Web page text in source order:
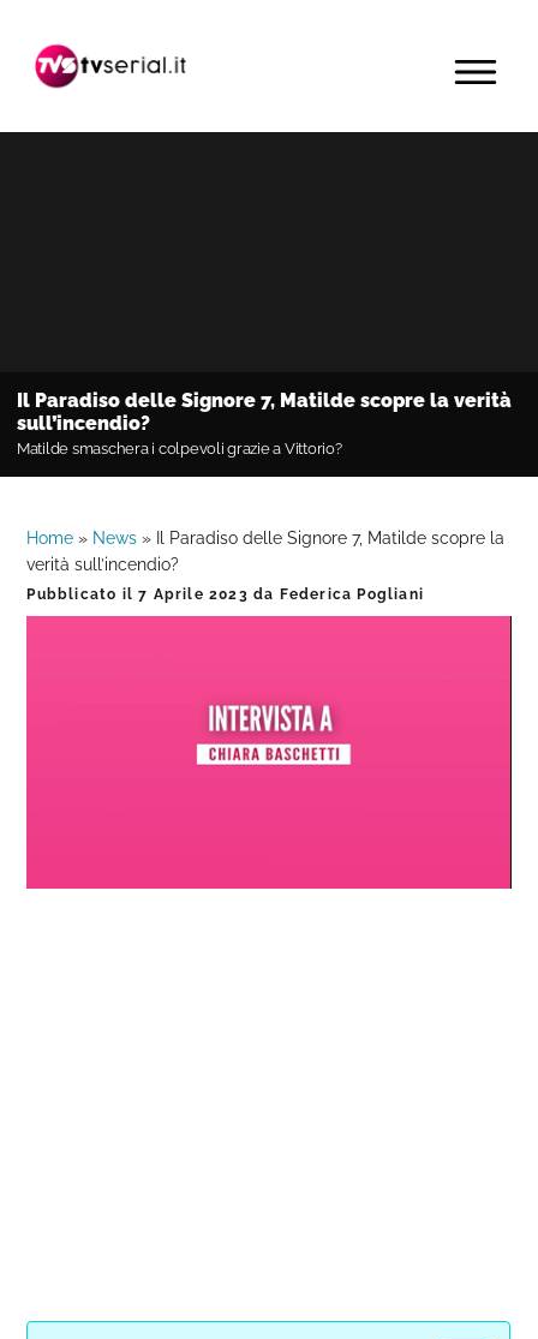
navigazione
contenuto
barra
primaria
MENU
Il Paradiso delle Signore 7, Matilde scopre la verità
sull’incendio?
Matilde smaschera i colpevoli grazie a Vittorio?
Home » News »
Il Paradiso delle Signore 7, Matilde scopre la
verità sull’incendio?
Pubblicato il7 Aprile 2023 da Federica Pogliani
0%
0%